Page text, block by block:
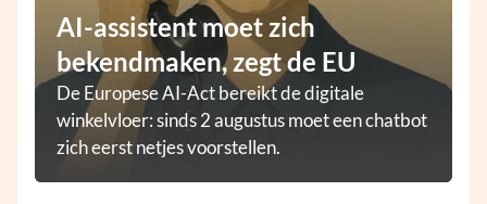
AI-assistent moet zich
bekendmaken, zegt de EU
De Europese AI-Act bereikt de digitale
winkelvloer: sinds 2 augustus moet een chatbot
zich eerst netjes voorstellen.